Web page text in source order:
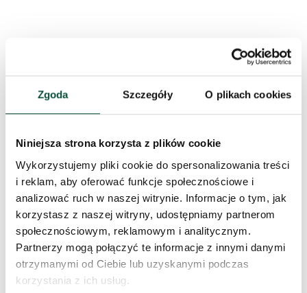
Zgoda Szczegóły O plikach cookies
Niniejsza strona korzysta z plików cookie
Wykorzystujemy pliki cookie do spersonalizowania treści
i reklam, aby oferować funkcje społecznościowe i
analizować ruch w naszej witrynie. Informacje o tym, jak
korzystasz z naszej witryny, udostępniamy partnerom
społecznościowym, reklamowym i analitycznym.
Partnerzy mogą połączyć te informacje z innymi danymi
otrzymanymi od Ciebie lub uzyskanymi podczas
korzystania z ich usług.
1 347zł